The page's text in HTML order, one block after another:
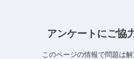
アンケートにご協
このページの情報で問題は